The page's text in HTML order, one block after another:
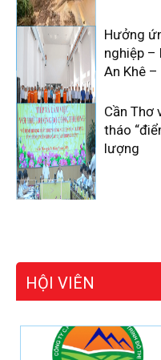
Hưởng
nghiệp –
An Khê
Cần Thơ
tháo
lượng
HỘI VIÊN